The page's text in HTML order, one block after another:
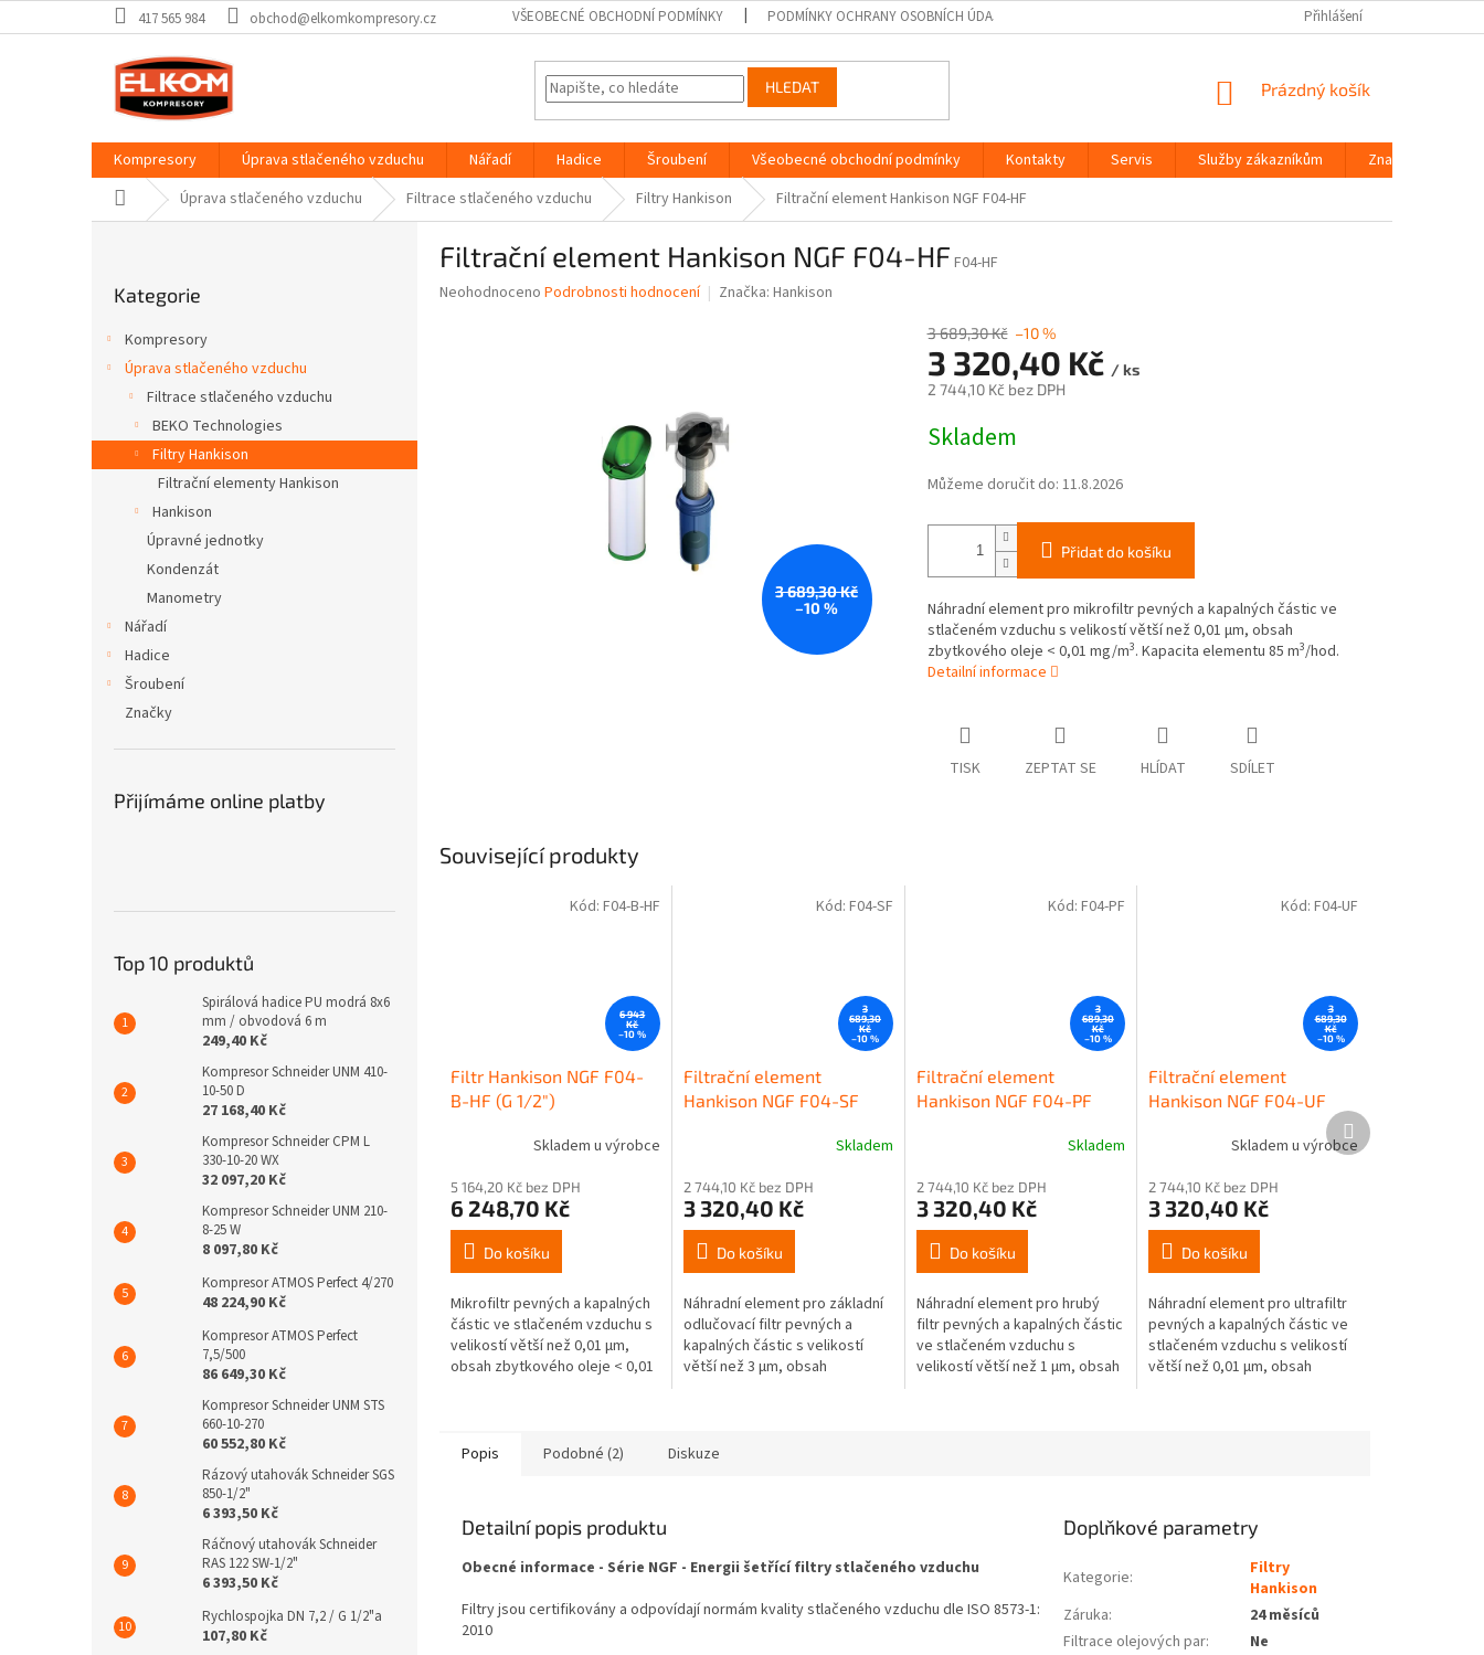
na
417 565 984 obchod@elkomkompresory.cz VŠEOBECNÉ OBCHODNÍ PODMÍNKY PODMÍNKY OCHRANY OSOBNÍCH ÚDAJŮ Přihlášení
HLEDAT
NÁKUPNÍ
Prázdný košík
Kompresory Úprava stlačeného vzduchu Nářadí Hadice Šroubení Všeobecné obchodní podmínky Kontakty Servis Služby zákazníkům
Značky
Domů Úprava stlačeného vzduchu Filtrace stlačeného vzduchu Filtry Hankison Filtrační element Hankison NGF F04-HF
a
kategorie
Kategorie
Kompresory
Úprava stlačeného vzduchu
Filtrace stlačeného vzduchu
BEKO Technologies
Filtry Hankison
Filtrační elementy Hankison
Hankison
Úpravné jednotky
Kondenzát
Manometry
Nářadí
Hadice
Šroubení
Značky
Přijímáme online platby
Top 10 produktů
Spirálová hadice PU modrá 8x6
mm / obvodová 6 m
249,40 Kč
Kompresor Schneider UNM 410-
10-50 D
27 168,40 Kč
Kompresor Schneider CPM L
330-10-20 WX
32 097,20 Kč
Kompresor Schneider UNM 210-
8-25 W
8 097,80 Kč
Kompresor ATMOS Perfect 4/270
48 224,90 Kč
Kompresor ATMOS Perfect
7,5/500
86 649,30 Kč
Kompresor Schneider UNM STS
660-10-270
60 552,80 Kč
Rázový utahovák Schneider SGS
850-1/2"
6 393,50 Kč
Ráčnový utahovák Schneider
RAS 122 SW-1/2"
6 393,50 Kč
Rychlospojka DN 7,2 / G 1/2"a
107,80 Kč
Filtrační element Hankison NGF F04-HF F04-HF
Průměrné
Neohodnoceno Podrobnosti hodnocení Značka: Hankison
3 689,30 Kč
–10 %
3 689,30 Kč –10 %
3 320,40 Kč / ks
2 744,10 Kč bez DPH
cena:
Skladem
Můžeme doručit do: 11.8.2026
Přidat do košíku
Náhradní element pro mikrofiltr pevných a kapalných částic ve
stlačeném vzduchu s velikostí větší než 0,01 µm, obsah
zbytkového oleje < 0,01 mg/m3. Kapacita elementu 85 m3/hod.
Detailní informace
TISK ZEPTAT SE HLÍDAT SDÍLET
Související produkty
6 943
Kč
–10 %
Filtr Hankison NGF F04-
B-HF (G 1/2")
Skladem u výrobce
5 164,20 Kč bez DPH
6 248,70 Kč
Do košíku
Mikrofiltr pevných a kapalných
částic ve stlačeném vzduchu s
velikostí větší než 0,01 µm,
obsah zbytkového oleje < 0,01
Kód: F04-B-HF
3
689,30
Kč
–10 %
Filtrační element
Hankison NGF F04-SF
Skladem
2 744,10 Kč bez DPH
3 320,40 Kč
Do košíku
Náhradní element pro základní
odlučovací filtr pevných a
kapalných částic s velikostí
větší než 3 µm, obsah
Kód: F04-SF
3
689,30
Kč
–10 %
Filtrační element
Hankison NGF F04-PF
Skladem
2 744,10 Kč bez DPH
3 320,40 Kč
Do košíku
Náhradní element pro hrubý
filtr pevných a kapalných částic
ve stlačeném vzduchu s
velikostí větší než 1 µm, obsah
Kód:F04-PF
3
689,30
Kč
–10 %
Filtrační element
Hankison NGF F04-UF
Skladem u výrobce
2 744,10 Kč bez DPH
3 320,40 Kč
Do košíku
Náhradní element pro ultrafiltr
pevných a kapalných částic ve
stlačeném vzduchu s velikostí
větší než 0,01 µm, obsah
Kód: F04-UF
Další
produkt
Popis Podobné (2) Diskuze
Detailní popis produktu
Obecné informace - Série NGF - Energii šetřící filtry stlačeného vzduchu
Filtry jsou certifikovány a odpovídají normám kvality stlačeného vzduchu dle ISO 8573-1:
2010
Doplňkové parametry
Kategorie:
Filtry
Hankison
Záruka:
24 měsíců
Filtrace olejových par:
Ne